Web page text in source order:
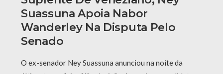
Suassuna Apoia Nabor
Wanderley Na Disputa Pelo
Senado
O ex-senador Ney Suassuna anunciou na noite da